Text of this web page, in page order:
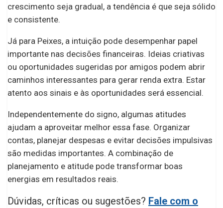
crescimento seja gradual, a tendência é que seja sólido
e consistente.
Já para Peixes, a intuição pode desempenhar papel
importante nas decisões financeiras. Ideias criativas
ou oportunidades sugeridas por amigos podem abrir
caminhos interessantes para gerar renda extra. Estar
atento aos sinais e às oportunidades será essencial.
Independentemente do signo, algumas atitudes
ajudam a aproveitar melhor essa fase. Organizar
contas, planejar despesas e evitar decisões impulsivas
são medidas importantes. A combinação de
planejamento e atitude pode transformar boas
energias em resultados reais.
Dúvidas, críticas ou sugestões? Fale com o